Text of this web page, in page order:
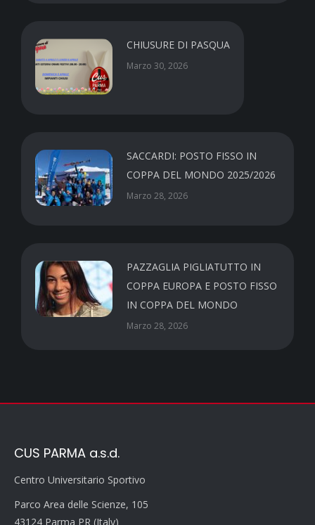
CHIUSURE DI PASQUA
Marzo 30, 2026
SACCARDI: POSTO FISSO IN
COPPA DEL MONDO 2025/2026
Marzo 28, 2026
PAZZAGLIA PIGLIATUTTO IN
COPPA EUROPA E POSTO FISSO
IN COPPA DEL MONDO
Marzo 28, 2026
CUS PARMA a.s.d.
Centro Universitario Sportivo
Parco Area delle Scienze, 105
43124 Parma PR (Italy)